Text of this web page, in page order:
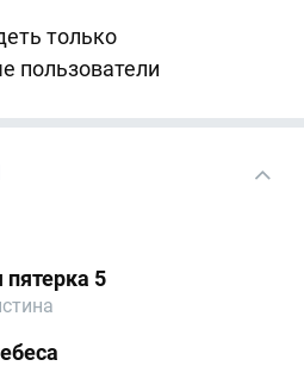
только
пользователи
пятерка 5